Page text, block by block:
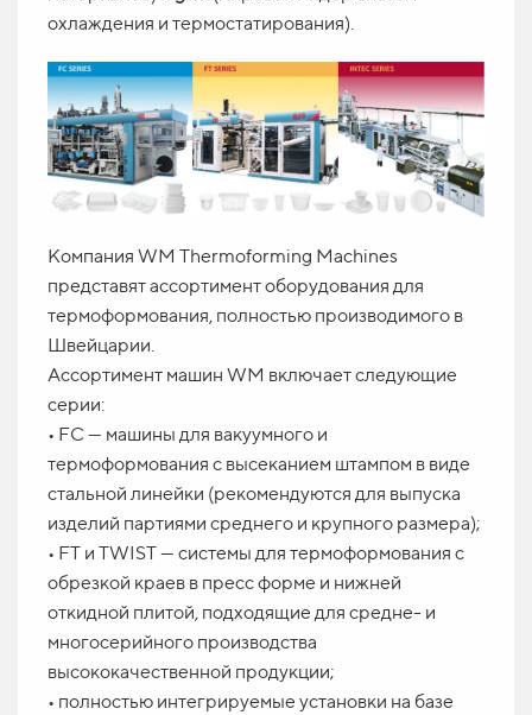
охлаждения и термостатирования).
Компания WM Thermoforming Machines
представят ассортимент оборудования для
термоформования, полностью производимого в
Швейцарии.
Ассортимент машин WM включает следующие
серии:
• FC — машины для вакуумного и
термоформования с высеканием штампом в виде
стальной линейки (рекомендуются для выпуска
изделий партиями среднего и крупного размера);
• FT и TWIST — системы для термоформования с
обрезкой краев в пресс форме и нижней
откидной плитой, подходящие для средне- и
многосерийного производства
высококачественной продукции;
• полностью интегрируемые установки на базе